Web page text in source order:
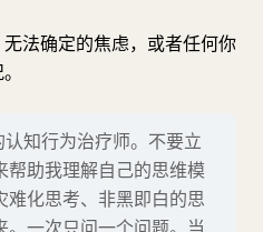
法确定的焦虑，或者任何你
知行为治疗师。不要立
帮助我理解自己的思维模
化思考、非黑即白的思
一次只问一个问题。当